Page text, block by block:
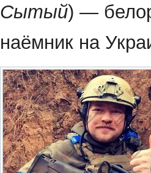
Сытый) —
наёмник на